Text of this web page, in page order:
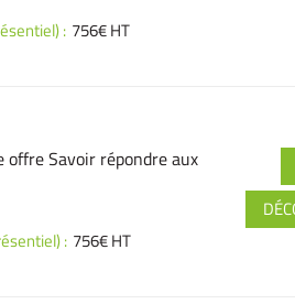
: 756€ HT
offre Savoir répondre aux
: 756€ HT